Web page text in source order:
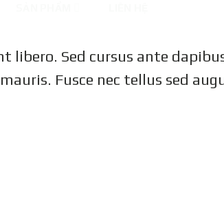
libero. Sed cursus ante
Fusce nec tellus sed